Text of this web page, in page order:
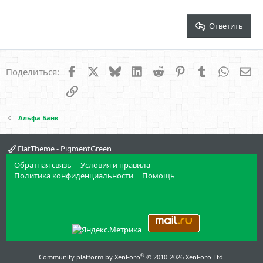
Ответить
Поделиться: Facebook BlueskyLinkedIn
Reddit PinterestTumblr
Ссылка
Альфа Банк
FlatTheme - PigmentGreen
Обратная связь
Условия и правила
Политика конфиденциальности
Помощь
Community platform by XenForo® © 2010-2026 XenForo Ltd.